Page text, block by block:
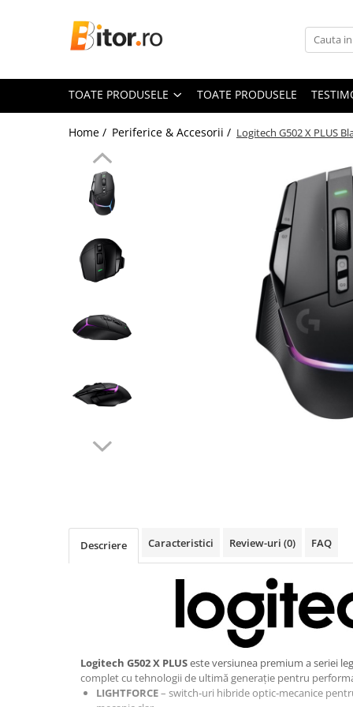
Toate Produsele
Laptop-uri Gaming
Laptop-uri Workstation
Laptop-uri Business
Desktop Business
Sistem barebone
Imprimante, Scannere,
Imprimante & Multifuncționale
Imprimanta Laser Color
Imprimante Cerneală
Imprimante Matriciale
Multifuncțional Laser Mono
Consumabile - cerneală
Cerneală & Cap de Printare
Imprimante Large Format Printer
Accesorii Large Format
Plottere & Scannere
TOATE PRODUSELE TOATE PRODUSELE
Home / Periferice & Accesorii / Logitech G502 X PLUS
Descriere Caracteristici Review-uri (0) FAQ
Logitech G502 X PLUSeste versiunea premium a seriei
complet cu tehnologii de ultimă generație pentru
LIGHTFORCE– switch‑uri hibride optic‑mecanice